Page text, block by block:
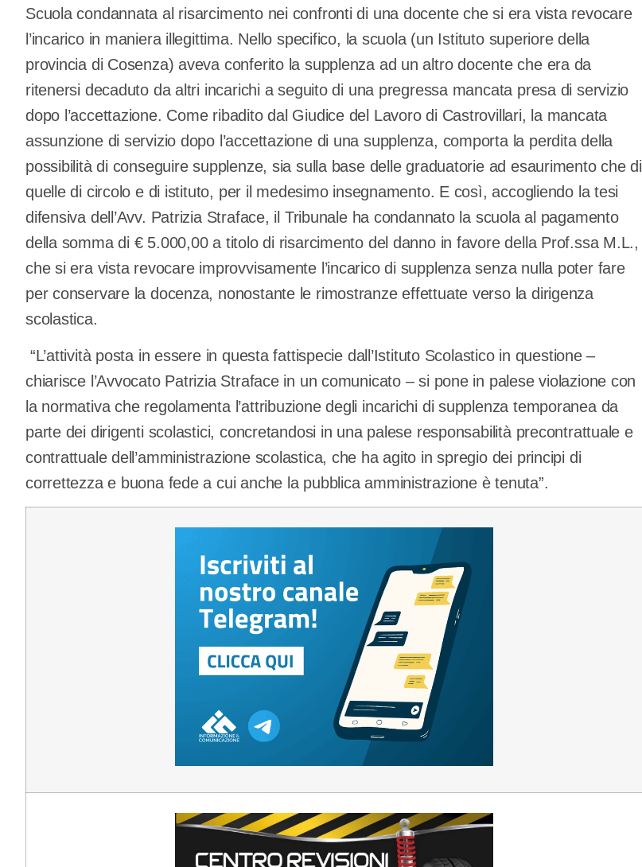
Scuola condannata al risarcimento nei confronti di una docente che si era vista revocare
l’incarico in maniera illegittima. Nello specifico, la scuola (un Istituto superiore della
provincia di Cosenza) aveva conferito la supplenza ad un altro docente che era da
ritenersi decaduto da altri incarichi a seguito di una pregressa mancata presa di servizio
dopo l’accettazione. Come ribadito dal Giudice del Lavoro di Castrovillari, la mancata
assunzione di servizio dopo l’accettazione di una supplenza, comporta la perdita della
possibilità di conseguire supplenze, sia sulla base delle graduatorie ad esaurimento che di
quelle di circolo e di istituto, per il medesimo insegnamento. E così, accogliendo la tesi
difensiva dell’Avv. Patrizia Straface, il Tribunale ha condannato la scuola al pagamento
della somma di € 5.000,00 a titolo di risarcimento del danno in favore della Prof.ssa M.L.,
che si era vista revocare improvvisamente l’incarico di supplenza senza nulla poter fare
per conservare la docenza, nonostante le rimostranze effettuate verso la dirigenza
scolastica.
“L’attività posta in essere in questa fattispecie dall’Istituto Scolastico in questione –
chiarisce l’Avvocato Patrizia Straface in un comunicato – si pone in palese violazione con
la normativa che regolamenta l’attribuzione degli incarichi di supplenza temporanea da
parte dei dirigenti scolastici, concretandosi in una palese responsabilità precontrattuale e
contrattuale dell’amministrazione scolastica, che ha agito in spregio dei principi di
correttezza e buona fede a cui anche la pubblica amministrazione è tenuta”.